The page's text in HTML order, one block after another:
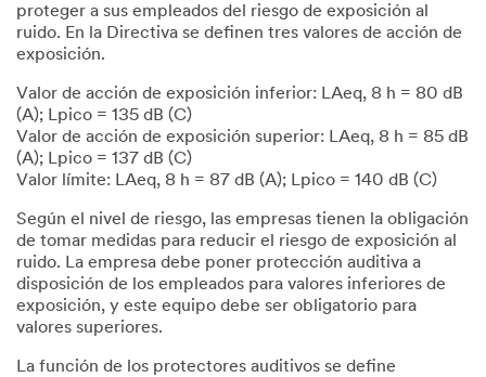
proteger a sus empleados del riesgo de exposición al
ruido. En la Directiva se definen tres valores de acción de
exposición.
Valor de acción de exposición inferior: LAeq, 8 h = 80 dB
(A); Lpico = 135 dB (C)
Valor de acción de exposición superior: LAeq, 8 h = 85 dB
(A); Lpico = 137 dB (C)
Valor límite: LAeq, 8 h = 87 dB (A); Lpico = 140 dB (C)
Según el nivel de riesgo, las empresas tienen la obligación
de tomar medidas para reducir el riesgo de exposición al
ruido. La empresa debe poner protección auditiva a
disposición de los empleados para valores inferiores de
exposición, y este equipo debe ser obligatorio para
valores superiores.
La función de los protectores auditivos se define